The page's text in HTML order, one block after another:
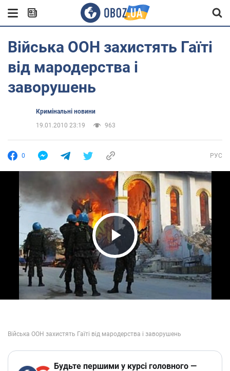
Війська ООН захистять Гаїті
від мародерства і
заворушень
Кримінальні новини
19.01.2010 23:19
963
0 РУС
Play Video
Будьте першими у курсі головного —